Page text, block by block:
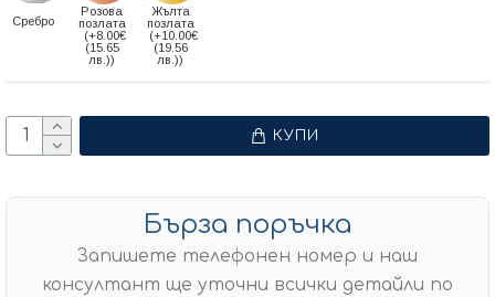
Сребро
Розова
позлата
(+8.00€
(15.65
лв.))
Жълта
позлата
(+10.00€
(19.56
лв.))
КУПИ
Бърза поръчка
Запишете телефонен номер и наш
консултант ще уточни всички детайли по